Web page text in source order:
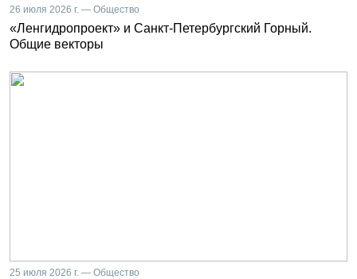
26 июля 2026 г. — Общество
«Ленгидропроект» и Санкт-Петербургский Горный.
Общие векторы
25 июля 2026 г. — Общество